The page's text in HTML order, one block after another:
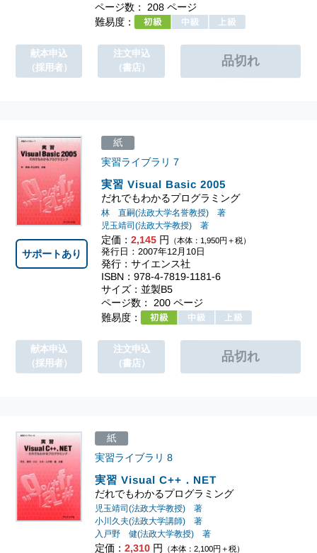
ページ数： 208 ページ
難易度：
献本申込
（採用者）
注文申込
（書店）
実習 Visual Basic 2005
だれでもわかるプログラミング
実習ライブラリ 7
林 直嗣(法政大学名誉教授) 著
児玉靖司(法政大学教授) 著
定価： 2,145円 （本体：1,950円＋税）
紙
発行日：2007年12月10日
発行：サイエンス社
ISBN：978-4-7819-1181-6
サイズ：並製B5
ページ数： 200 ページ
難易度：
サポートあり
献本申込
（採用者）
注文申込
（書店）
実習 Visual C++．NET
だれでもわかるプログラミング
実習ライブラリ 8
児玉靖司(法政大学教授) 著
小川久夫(法政大学講師) 著
入戸野 健(法政大学教授) 著
定価：2,310 円 （本体：2,100円＋税）
紙